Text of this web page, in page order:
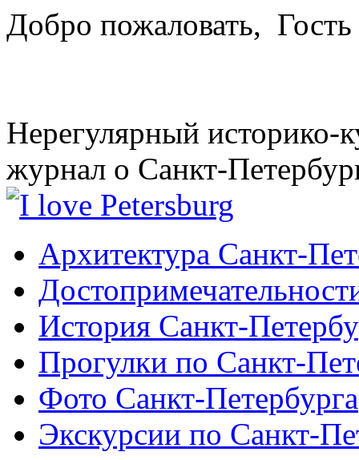
Добро пожаловать, Гость
Нерегулярный историко-
журнал о Санкт-
Архитектура Санкт-
История Санкт-
Прогулки по Санкт-
Фото Санкт-Петербурга
Экскурсии по Санкт-